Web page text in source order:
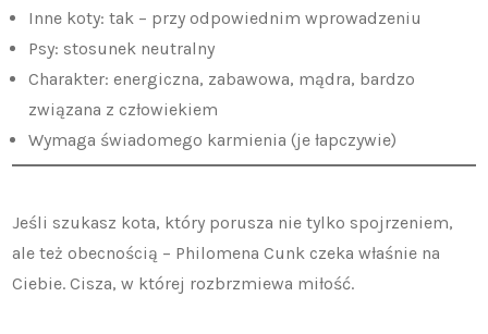
Inne koty: tak – przy odpowiednim wprowadzeniu
Psy: stosunek neutralny
Charakter: energiczna, zabawowa, mądra, bardzo
związana z człowiekiem
Wymaga świadomego karmienia (je łapczywie)
Jeśli szukasz kota, który porusza nie tylko spojrzeniem,
ale też obecnością – Philomena Cunk czeka właśnie na
Ciebie. Cisza, w której rozbrzmiewa miłość.